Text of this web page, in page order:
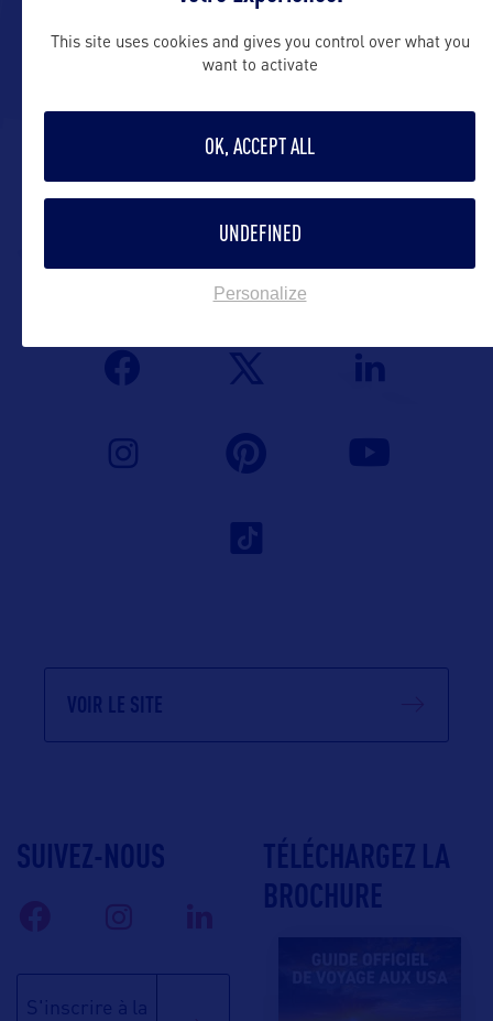
Contact grand public
Suivre
VOIR LE SITE
SUIVEZ-NOUS
S'inscrire à la
TÉLÉCHARGEZ LA
BROCHURE
This site uses cookies and gives you control over what you
want to activate
OK, ACCEPT ALL
UNDEFINED
Personalize